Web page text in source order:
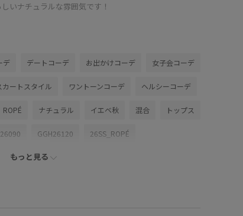
いナチュラルな雰囲気です！
デ デートコーデ お出かけコーデ 女子会コーデ
カートスタイル ワントーンコーデ ヘルシーコーデ
ROPÉ ナチュラル イエベ秋 混合 トップス
GGH26120 26SS_ROPÉ
もっと見る